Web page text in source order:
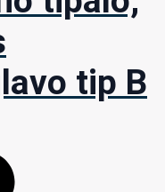
tip B